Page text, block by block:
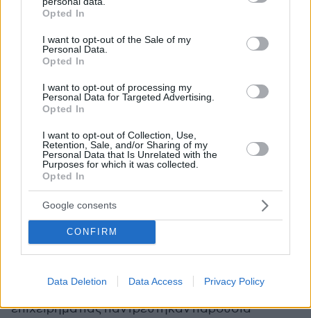
grant or deny consent to Google and its third-party tags to
use your data for below specified purposes in below Google
consent section.
Opted In
I want to opt-out of the Sale of my
Personal Data.
Opted In
I want to opt-out of processing my
Personal Data for Targeted Advertising.
Opted In
I want to opt-out of Collection, Use,
Retention, Sale, and/or Sharing of my
Personal Data that Is Unrelated with the
Purposes for which it was collected.
Opted In
Google consents
CONFIRM
Data Deletion Data Access Privacy Policy
Αμαλία Κωστοπούλου
και ο Αμερικανός
επιχειρηματίας παντρεύτηκαν παρουσία